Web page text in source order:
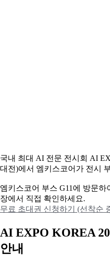
국내 최대 AI 전문 전시회 AI
대전)에서 엠키스코어가 전시
엠키스코어 부스 G11에 방문하
장에서 직접 확인하세요.
무료 초대권 신청하기 (선착순
AI EXPO KOREA
안내